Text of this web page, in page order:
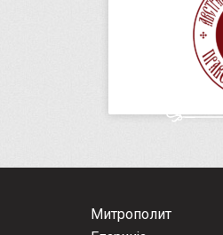
Митрополит